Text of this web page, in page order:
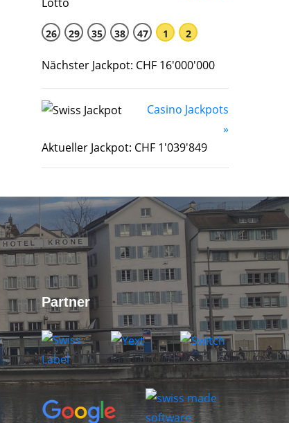
26 29 35 38 47 1 2
Nächster Jackpot: CHF 16'000'000
Casino Jackpots
»
Aktueller Jackpot: CHF 1'039'849
Partner